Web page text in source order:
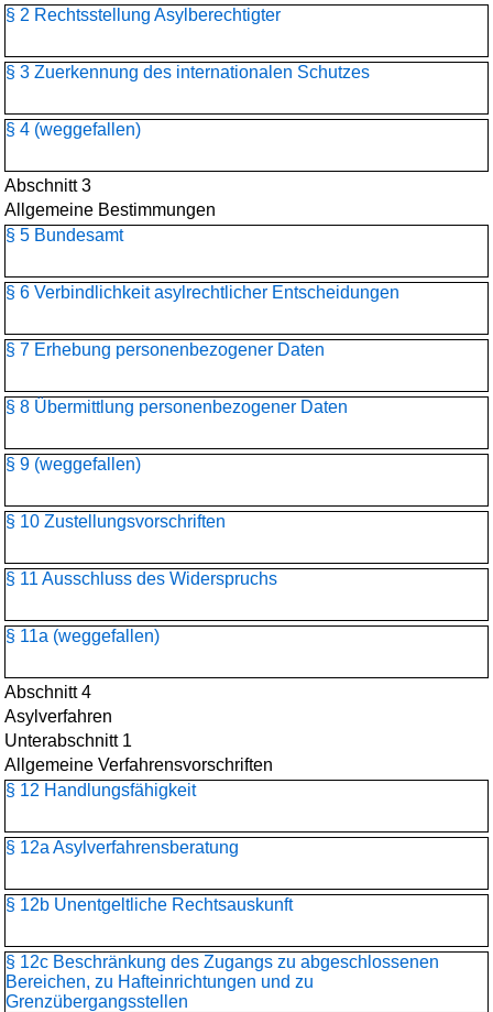
§ 2 Rechtsstellung Asylberechtigter
§ 3 Zuerkennung des internationalen Schutzes
§ 4 (weggefallen)
Abschnitt 3
Allgemeine Bestimmungen
§ 5 Bundesamt
§ 6 Verbindlichkeit asylrechtlicher Entscheidungen
§ 7 Erhebung personenbezogener Daten
§ 8 Übermittlung personenbezogener Daten
§ 9 (weggefallen)
§ 10 Zustellungsvorschriften
§ 11 Ausschluss des Widerspruchs
§ 11a (weggefallen)
Abschnitt 4
Asylverfahren
Unterabschnitt 1
Allgemeine Verfahrensvorschriften
§ 12 Handlungsfähigkeit
§ 12a Asylverfahrensberatung
§ 12b Unentgeltliche Rechtsauskunft
§ 12c Beschränkung des Zugangs zu abgeschlossenen
Bereichen, zu Hafteinrichtungen und zu
Grenzübergangsstellen